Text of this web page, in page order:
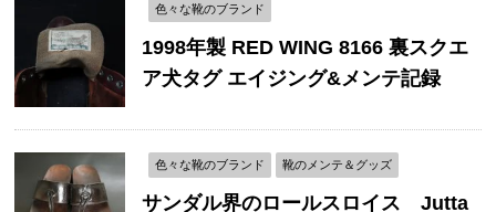
色々な靴のブランド
1998年製 RED WING 8166 裏スクエ
ア犬タグ エイジング&メンテ記録
色々な靴のブランド 靴のメンテ＆グッズ
サンダル界のロールスロイス Jutta